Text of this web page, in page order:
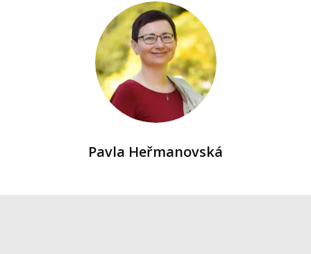
Pavla Heřmanovská